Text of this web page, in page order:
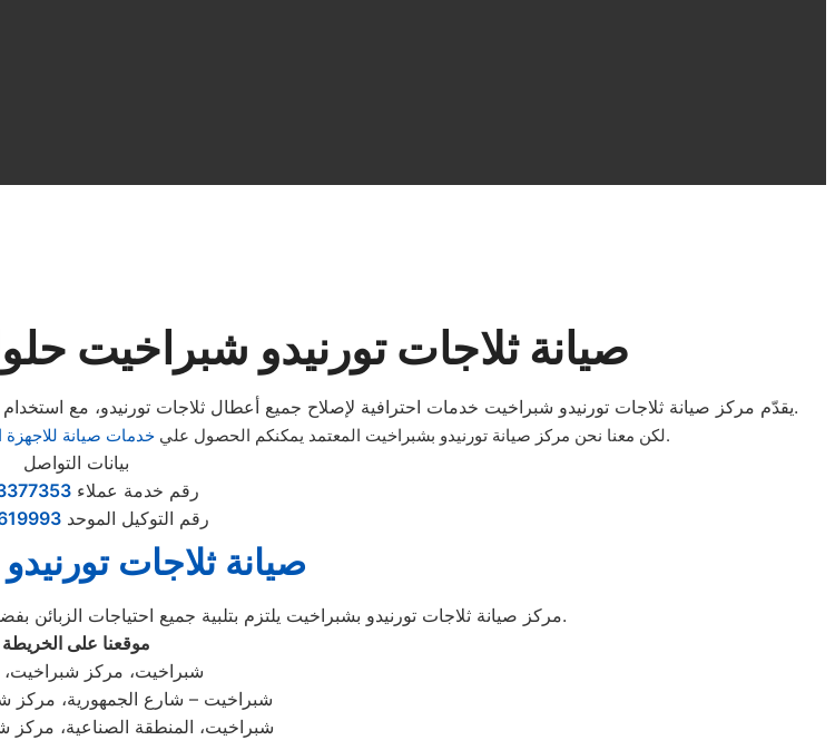
صيانة ثلاجات تورنيدو شبراخيت
يقدّم مركز صيانة ثلاجات تورنيدو شبراخيت خدمات احترافية لإصلاح جميع أعطال ثلاجات تورنيدو، مع استخدام قطع غيار أصلية وضمان على الخدمة للحفاظ على أفضل أداء وطول عمر جهازك المنزلي.
لكن معنا نحن مركز صيانة تورنيدو بشبراخيت المعتمد يمكنكم الحصول علي خدمات صيانة للاجهزة .
بيانات التواصل
رقم خدمة عملاء
رقم التوكيل الموحد
صيانة ثلاجات
مركز صيانة ثلاجات تورنيدو بشبراخيت يلتزم بتلبية جميع احتياجات الزبائن بفضل الجودة العالية للقطع المستخدمة وفريق العمل المدرب.
موقعنا على الخريطة
شبراخيت، مركز شبراخيت،
شبراخيت – شارع الجمهورية، مركز
شبراخيت، المنطقة الصناعية، مركز